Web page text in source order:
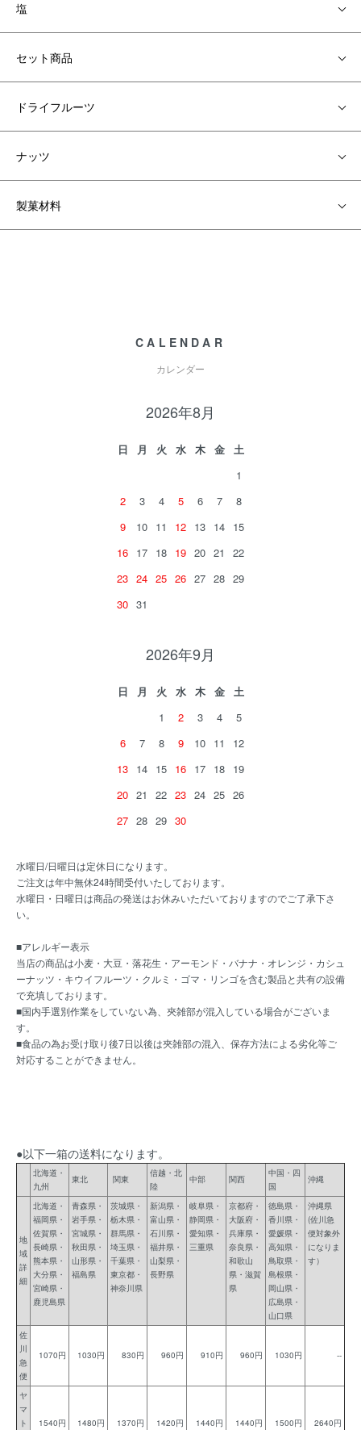
塩
セット商品
ドライフルーツ
ナッツ
製菓材料
CALENDAR
カレンダー
2026年8月
日 月 火 水 木 金
土
1
2
3 4 5 6 7
8
9
10 11 12 13 14 15
16 17 18 19 20 21
22
23 24 25 26 27 28 29
30 31
2026年9月
日 月 火 水 木 金
土
1
2 3 4
5
6
7 8 9 10 11
12
13 14 15 16 17 18 19
20 21 22 23 24 25 26
27 28 29 30
水曜日/日曜日は定休日になります。
ご注文は年中無休24時間受付いたしております。
水曜日・日曜日は商品の発送はお休みいただいておりますのでご了承下さ
い。
■アレルギー表示
当店の商品は小麦・大豆・落花生・アーモンド・バナナ・オレンジ・カシュ
ーナッツ・キウイフルーツ・クルミ・ゴマ・リンゴを含む製品と共有の設備
で充填しております。
■国内手選別作業をしていない為、夾雑部が混入している場合がございま
す。
■食品の為お受け取り後7日以後は夾雑部の混入、保存方法による劣化等ご
対応することができません。
●以下一箱の送料になります。
北海道・
九州
東北 関東
信越・北
陸
中部 関西
中国・四
国
沖縄
地
域
詳
細
北海道・
福岡県・
佐賀県・
長崎県・
熊本県・
大分県・
宮崎県・
鹿児島県
青森県・
岩手県・
宮城県・
秋田県・
山形県・
福島県
茨城県・
栃木県・
群馬県・
埼玉県・
千葉県・
東京都・
神奈川県
新潟県・
富山県・
石川県・
福井県・
山梨県・
長野県
岐阜県・
静岡県・
愛知県・
三重県
京都府・
大阪府・
兵庫県・
奈良県・
和歌山
県・滋賀
県
徳島県・
香川県・
愛媛県・
高知県・
鳥取県・
島根県・
岡山県・
広島県・
山口県
沖縄県
(佐川急
便対象外
になりま
す）
佐
川
急
便
1070円 1030円 830円 960円 910円 960円 1030円 --
ヤ
マ
ト
1540円 1480円 1370円 1420円 1440円 1440円 1500円 2640円